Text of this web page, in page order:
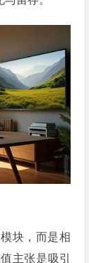
块，而是相
主张是吸引